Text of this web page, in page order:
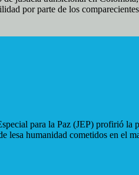
por parte de los
para la Paz (JEP) profirió la
humanidad cometidos en el